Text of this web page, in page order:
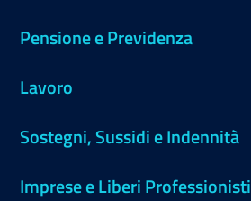
Pensione e Previdenza
Lavoro
Sostegni, Sussidi e Indennità
Imprese e Liberi Professionisti